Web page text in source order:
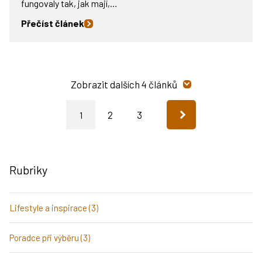
fungovaly tak, jak mají,…
Přečíst článek
Zobrazit dalších 4 článků
1 2 3
Rubriky
Lifestyle a inspirace (3)
Poradce při výběru (3)